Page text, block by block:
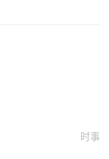
时事